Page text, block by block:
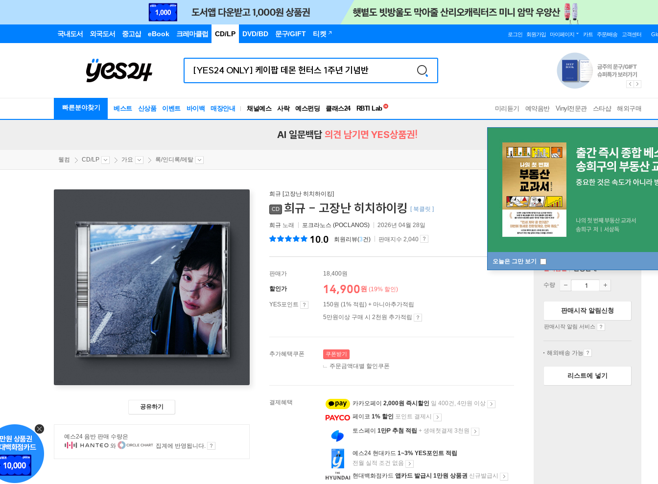
국내도서 외국도서 중고샵 eBook 크레마클럽 CD/LP DVD/BD 문구/GIFT 티켓 로그인 회원가입 마이페이지 카트 주문/배송 고객센터
빠른분야찾기 베스트 신상품 이벤트 바이백 매장안내 채널예스 사락 예스펀딩 클래스24
독서유형검사
미리듣기 예약음반 Vinyl전문관 스타샵 해외구매
오늘은 그만 보기
AI 일문백답 의견 남기면 YES상품권!
웰컴 CD/LP 가요 록/인디록/메탈
공유하기
예스24 음반 판매 수량은
와
집계에 반영됩니다.
희규 [고장난 히치하이킹]
CD 희규 - 고장난 히치하이킹 [ 북클릿 ]
희규 노래 포크라노스 (POCLANOS) 2026년 04월 28일
10.0 회원리뷰(3건) 판매지수 2,040
판매가 18,400원
할인가 14,900원 (19% 할인)
YES포인트
150원 (1% 적립) + 마니아추가적립
5만원이상 구매 시 2천원 추가적립
추가혜택쿠폰 쿠폰받기
주문금액대별 할인쿠폰
결제혜택 카카오페이 2,000원 즉시할인 일 400건, 4만원 이상
페이코 1% 할인 포인트 결제시
토스페이 1만P 추첨 적립 + 생애첫결제 3천원
예스24 현대카드 1~3% YES포인트 적립
전월 실적 조건 없음
현대백화점카드 앱카드 발급시 1만원 상품권 신규발급시
일시품절 한정판매
수량
판매시작 알림신청
판매시작 알림 서비스
해외배송 가능
리스트에 넣기